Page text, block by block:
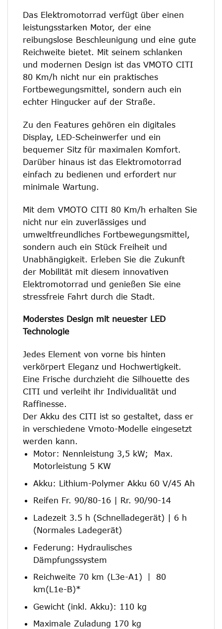
Das Elektromotorrad verfügt über einen
leistungsstarken Motor, der eine
reibungslose Beschleunigung und eine gute
Reichweite bietet. Mit seinem schlanken
und modernen Design ist das VMOTO CITI
80 Km/h nicht nur ein praktisches
Fortbewegungsmittel, sondern auch ein
echter Hingucker auf der Straße.
Zu den Features gehören ein digitales
Display, LED-Scheinwerfer und ein
bequemer Sitz für maximalen Komfort.
Darüber hinaus ist das Elektromotorrad
einfach zu bedienen und erfordert nur
minimale Wartung.
Mit dem VMOTO CITI 80 Km/h erhalten Sie
nicht nur ein zuverlässiges und
umweltfreundliches Fortbewegungsmittel,
sondern auch ein Stück Freiheit und
Unabhängigkeit. Erleben Sie die Zukunft
der Mobilität mit diesem innovativen
Elektromotorrad und genießen Sie eine
stressfreie Fahrt durch die Stadt.
Moderstes Design mit neuester LED
Technologie
Jedes Element von vorne bis hinten
verkörpert Eleganz und Hochwertigkeit.
Eine Frische durchzieht die Silhouette des
CITI und verleiht ihr Individualität und
Raffinesse.
Der Akku des CITI ist so gestaltet, dass er
in verschiedene Vmoto-Modelle eingesetzt
werden kann.
Motor: Nennleistung 3,5 kW; Max.
Motorleistung 5 KW
Akku: Lithium-Polymer Akku 60 V/45 Ah
Reifen Fr. 90/80-16 | Rr. 90/90-14
Ladezeit 3.5 h (Schnelladegerät) | 6 h
(Normales Ladegerät)
Federung: Hydraulisches
Dämpfungssystem
Reichweite 70 km (L3e-A1) 丨 80
km(L1e-B)*
Gewicht (inkl. Akku): 110 kg
Maximale Zuladung 170 kg